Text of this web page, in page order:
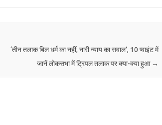
‘तीन तलाक बिल धर्म का नहीं, नारी न्याय का सवाल’, 10 प्वाइंट में
जानें लोकसभा में ट्रिपल तलाक पर क्या-क्या हुआ →